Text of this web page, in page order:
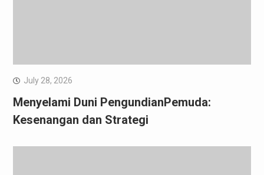
July 28, 2026
Menyelami Duni PengundianPemuda:
Kesenangan dan Strategi